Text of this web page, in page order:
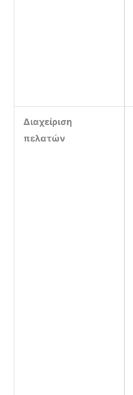
Διαχείριση
πελατών